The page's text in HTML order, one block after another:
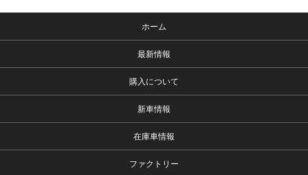
ホーム
最新情報
購入について
新車情報
在庫車情報
ファクトリー